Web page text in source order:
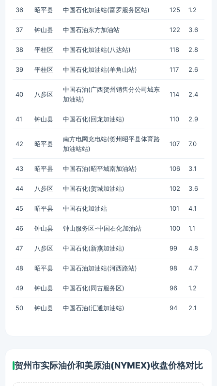
36 昭平县 中国石化加油站(富罗服务区站) 125 1.2
37 钟山县 中国石油东方加油站 122 3.6
38 平桂区 中国石化加油站(八达站) 118 2.8
39 平桂区 中国石化加油站(羊角山站) 117 2.6
40 八步区
中国石油(广西贺州销售分公司城东
加油站)
114 2.4
41 钟山县 中国石化(回龙加油站) 110 2.9
42 昭平县
南方电网充电站(贺州昭平县体育路
加油站站)
107 7.0
43 昭平县 中国石油(昭平城南加油站) 106 3.1
44 八步区 中国石化(贺城加油站) 102 3.6
45 昭平县 中国石化加油站 101 4.1
46 钟山县 钟山服务区-中国石化加油站 100 1.1
47 八步区 中国石化(新燕加油站) 99 4.8
48 昭平县 中国石油加油站(河西路站) 98 4.7
49 钟山县 中国石化(同古服务区) 96 1.2
50 钟山县 中国石油(汇通加油站) 94 2.1
贺州市实际油价和美原油(NYMEX)收盘价格对比